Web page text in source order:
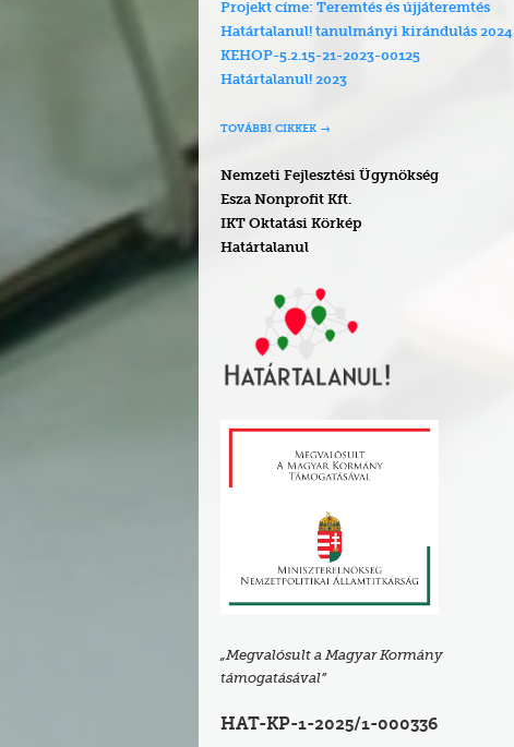
Projekt címe: Teremtés és újjáteremtés
Határtalanul! tanulmányi kirándulás 2024
KEHOP-5.2.15-21-2023-00125
Határtalanul! 2023
TOVÁBBI CIKKEK
Nemzeti Fejlesztési Ügynökség
Esza Nonprofit Kft.
IKT Oktatási Körkép
Határtalanul
„Megvalósult a Magyar Kormány
támogatásával”
HAT-KP-1-2025/1-000336